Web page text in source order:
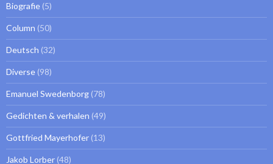
Biografie (5)
Column (50)
Deutsch (32)
Diverse (98)
Emanuel Swedenborg (78)
Gedichten & verhalen (49)
Gottfried Mayerhofer (13)
Jakob Lorber (48)